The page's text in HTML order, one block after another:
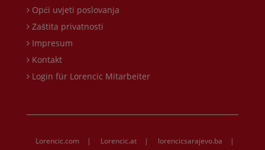
Opći uvjeti poslovanja
Zaštita privatnosti
Impresum
Kontakt
Login für Lorencic Mitarbeiter
Lorencic.com | Lorencic.at | lorencicsarajevo.ba |